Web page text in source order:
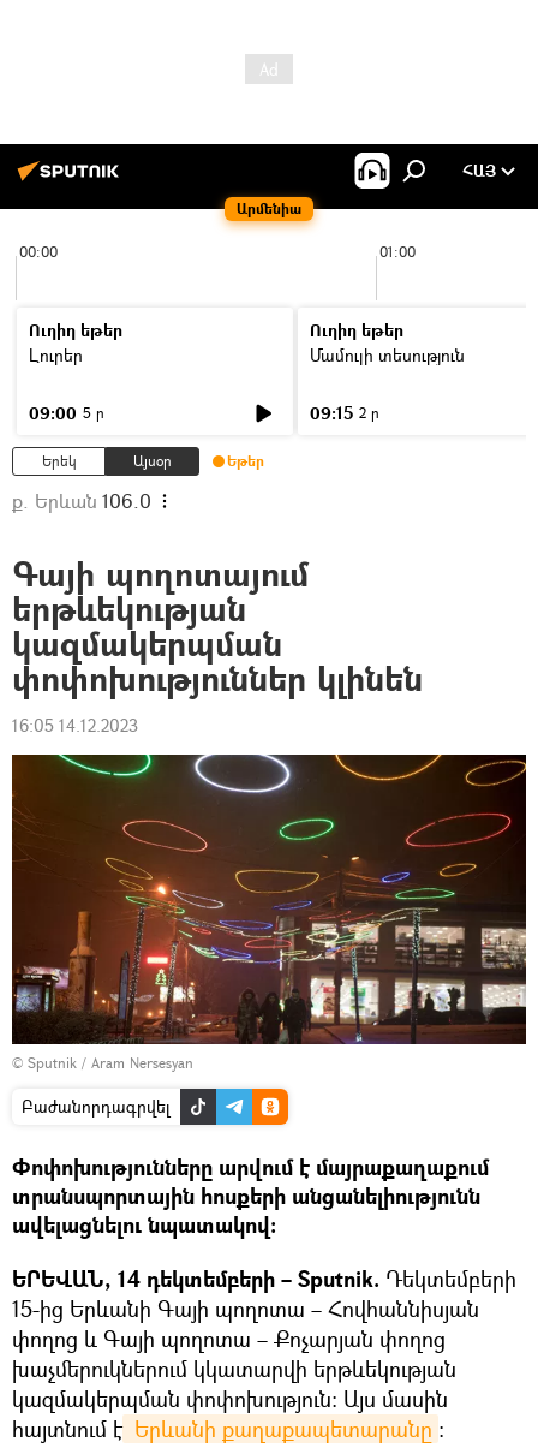
Արմենիա
ՀԱՅ
00:00 01:00
Ուղիղ եթեր
Լուրեր
09:00 5 ր
Ուղիղ եթեր
Մամուլի տեսություն
09:15 2 ր
Երեկ Այսօր Եթեր
ք. Երևան 106.0
Գայի պողոտայում
երթևեկության
կազմակերպման
փոփոխություններ կլինեն
16:05 14.12.2023
© Sputnik / Aram Nersesyan
Բաժանորդագրվել
Փոփոխությունները արվում է մայրաքաղաքում
տրանսպորտային հոսքերի անցանելիությունն
ավելացնելու նպատակով։
ԵՐԵՎԱՆ, 14 դեկտեմբերի – Sputnik. Դեկտեմբերի
15-ից Երևանի Գայի պողոտա – Հովհաննիսյան
փողոց և Գայի պողոտա – Քոչարյան փողոց
խաչմերուկներում կկատարվի երթևեկության
կազմակերպման փոփոխություն։ Այս մասին
հայտնում է Երևանի քաղաքապետարանը ։